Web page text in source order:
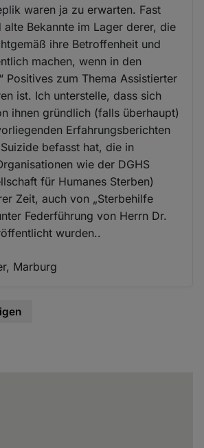
waren ja zu erwarten. Fast
alte Bekannte im Lager derer, die
ihre Betroffenheit und
machen, wenn in den
Positives zum Thema Assistierter
ist. Ich unterstelle, dass sich
ihnen gründlich (falls überhaupt)
Erfahrungsberichten
befasst hat, die in
wie der DGHS
für Humanes Sterben)
Zeit, auch von „Sterbehilfe
Federführung von Herrn Dr.
wurden..
Marburg